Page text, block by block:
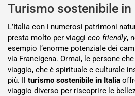
Turismo sostenibile in
L’Italia con i numerosi patrimoni
presta molto per viaggi eco friendly,
esempio l’enorme potenziale dei
via Francigena. Ormai, le persone
viaggio, che è spirituale e culturale
più. Il turismo sostenibile in Italia
viaggio diverso per riscoprire le